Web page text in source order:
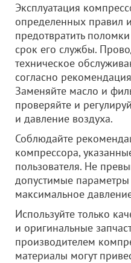
Эксплуатация
определенных правил
предотвратить
срок его службы.
техническое
согласно
Заменяйте масло и
проверяйте и
и давление воздуха.
Соблюдайте
компрессора,
пользователя. Не
допустимые
максимальное
Используйте только
и оригинальные
производителем
материалы могут